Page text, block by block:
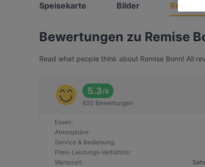
Speisekarte Bilder
Bewertungen zu Remise
Read what people think about Remise Bonn! All
5.3/6
630 Bewertungen
Essen:
Atmosphäre:
Service & Bedienung:
Preis-Leistungs-Verhältnis:
Wartezeit: